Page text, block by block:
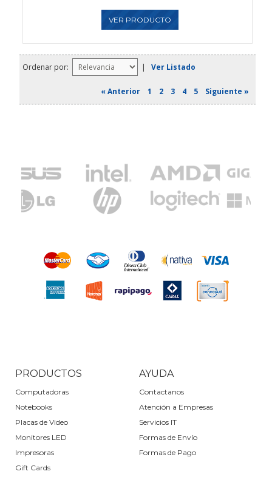
VER PRODUCTO
Ordenar por: | Ver Listado
« Anterior 1 2 3 4 5 Siguiente »
PRODUCTOS
Computadoras
Notebooks
Placas de Video
Monitores LED
Impresoras
Gift Cards
AYUDA
Contactanos
Atención a Empresas
Servicios IT
Formas de Envío
Formas de Pago